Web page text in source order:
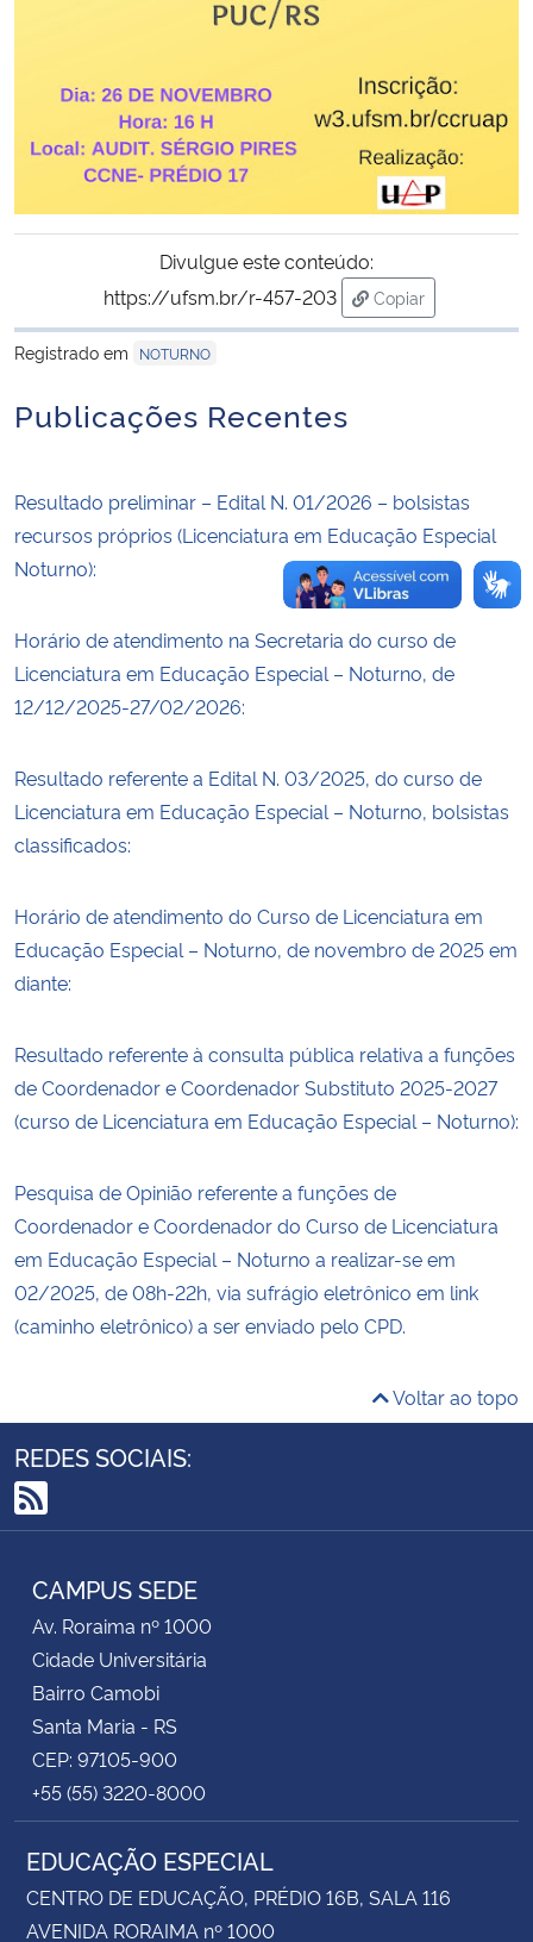
Banco Central do Brasil
Divulgue este conteúdo:
https://ufsm.br/r-457-203
Copiar
para área de
Registrado em
NOTURNO
Publicações Recentes
Resultado preliminar – Edital N. 01/2026 – bolsistas
recursos próprios (Licenciatura em Educação Especial
Noturno):
Horário de atendimento na Secretaria do curso de
Licenciatura em Educação Especial – Noturno, de
12/12/2025-27/02/2026:
Resultado referente a Edital N. 03/2025, do curso de
Licenciatura em Educação Especial – Noturno, bolsistas
classificados:
Horário de atendimento do Curso de Licenciatura em
Educação Especial – Noturno, de novembro de 2025 em
diante:
Resultado referente à consulta pública relativa a funções
de Coordenador e Coordenador Substituto 2025-2027
(curso de Licenciatura em Educação Especial – Noturno):
Pesquisa de Opinião referente a funções de
Coordenador e Coordenador do Curso de Licenciatura
em Educação Especial – Noturno a realizar-se em
02/2025, de 08h-22h, via sufrágio eletrônico em link
(caminho eletrônico) a ser enviado pelo CPD.
Voltar ao topo
REDES SOCIAIS:
RSS
CAMPUS SEDE
Av. Roraima nº 1000
Cidade Universitária
Bairro Camobi
Santa Maria - RS
CEP: 97105-900
+55 (55) 3220-8000
EDUCAÇÃO ESPECIAL
CENTRO DE EDUCAÇÃO, PRÉDIO 16B, SALA 116
AVENIDA RORAIMA nº 1000